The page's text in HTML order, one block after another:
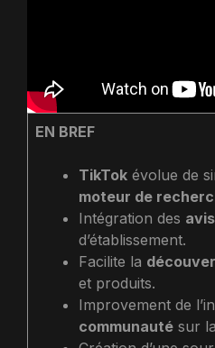
EN BREF
TikTok évolue de
moteur de
Intégration des
d’établissement.
Facilite la
et produits.
Improvement de
communauté sur